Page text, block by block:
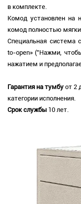
в комплекте.
Комод установлен на
комод полностью
Специальная система
to-open» ("Нажми,
нажатием и
Гарантия на тумбу от 2
категории исполнения.
Срок службы 10 лет.